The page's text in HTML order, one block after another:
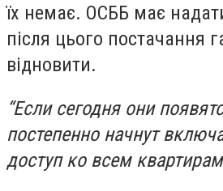
їх немає. ОСББ має
після цього постачання
відновити.
“Если сегодня они
постепенно начнут
доступ ко всем